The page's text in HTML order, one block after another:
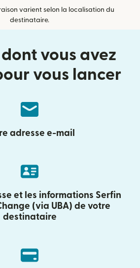
varient selon la localisation du
destinataire.
vous avez
vous lancer
adresse e-mail
et les informations Serfin
(via UBA) de votre
destinataire